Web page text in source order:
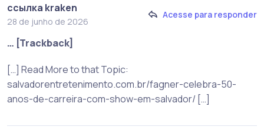
ссылка kraken
28 de junho de 2026
Acesse para responder
… [Trackback]
[…] Read More to that Topic:
salvadorentretenimento.com.br/fagner-celebra-50-
anos-de-carreira-com-show-em-salvador/ […]